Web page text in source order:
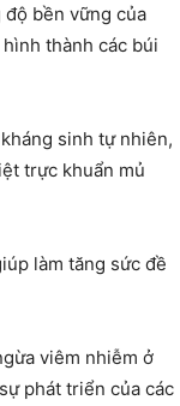
bền vững của
thành các búi
sinh tự nhiên,
trực khuẩn mủ
làm tăng sức đề
viêm nhiễm ở
phát triển của các